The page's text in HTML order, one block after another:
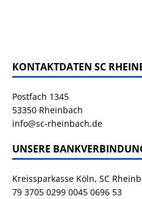
KONTAKTDATEN SC
Postfach 1345
53350 Rheinbach
info@sc-rheinbach.de
UNSERE
Kreissparkasse Köln,
79 3705 0299 0045 0696 53